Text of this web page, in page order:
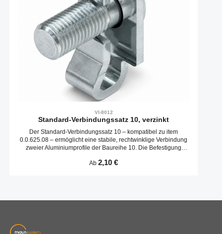
VI-8012
Standard-Verbindungssatz 10, verzinkt
Der Standard-Verbindungssatz 10 – kompatibel zu item
0.0.625.08 – ermöglicht eine stabile, rechtwinklige Verbindung
zweier Aluminiumprofile der Baureihe 10. Die Befestigung
eine hohe Haltekraft bei minimalem Montageaufwand.
Regulärer Preis:
Ab 2,10 €